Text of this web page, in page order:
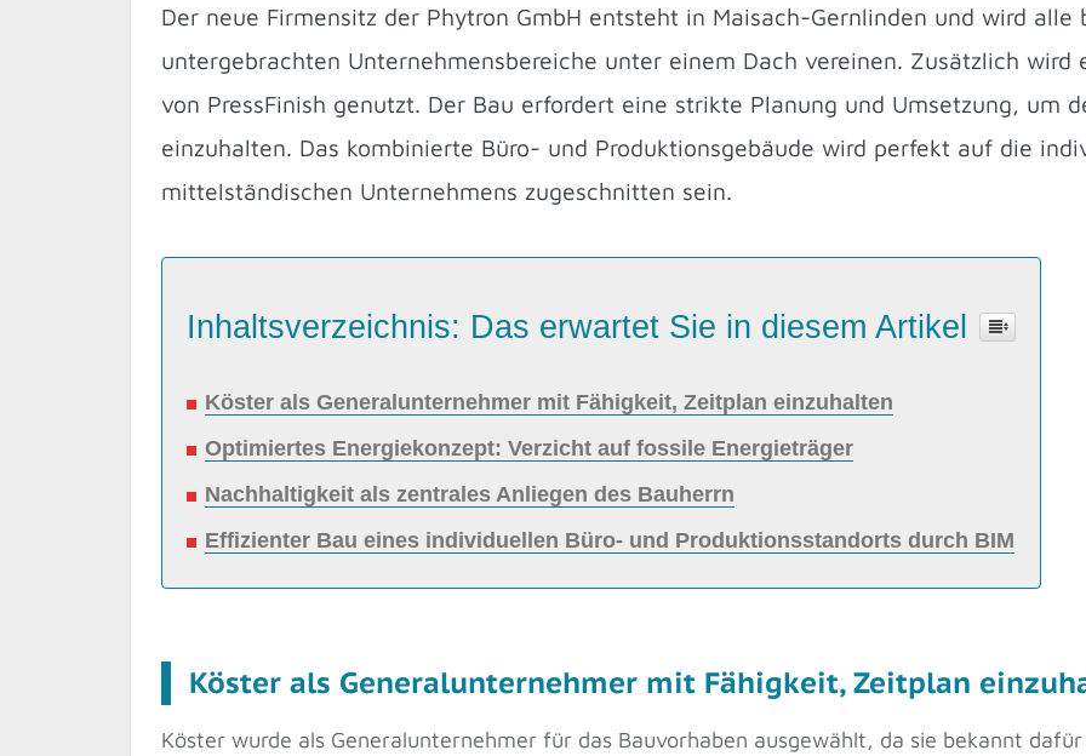
Der neue Firmensitz der Phytron GmbH entsteht in Maisach-Gernlinden und wird alle
untergebrachten Unternehmensbereiche unter einem Dach vereinen. Zusätzlich wird
von PressFinish genutzt. Der Bau erfordert eine strikte Planung und Umsetzung, um
einzuhalten. Das kombinierte Büro- und Produktionsgebäude wird perfekt auf die
mittelständischen Unternehmens zugeschnitten sein.
Inhaltsverzeichnis: Das erwartet Sie in diesem Artikel
Köster als Generalunternehmer mit Fähigkeit, Zeitplan einzuhalten
Optimiertes Energiekonzept: Verzicht auf fossile Energieträger
Nachhaltigkeit als zentrales Anliegen des Bauherrn
Effizienter Bau eines individuellen Büro- und Produktionsstandorts durch BIM
Köster als Generalunternehmer mit Fähigkeit, Zeitplan
Köster wurde als Generalunternehmer für das Bauvorhaben ausgewählt, da sie bekannt